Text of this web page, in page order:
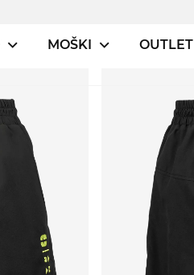
MOŠKI OUTLET